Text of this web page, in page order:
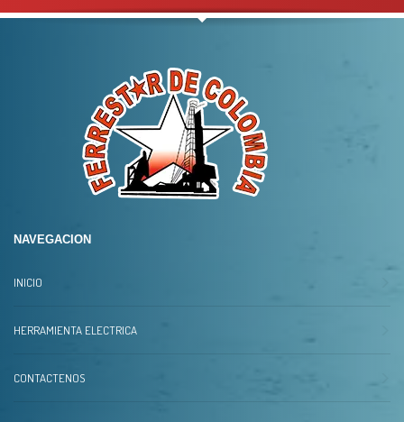
NAVEGACION
INICIO
HERRAMIENTA ELECTRICA
CONTACTENOS